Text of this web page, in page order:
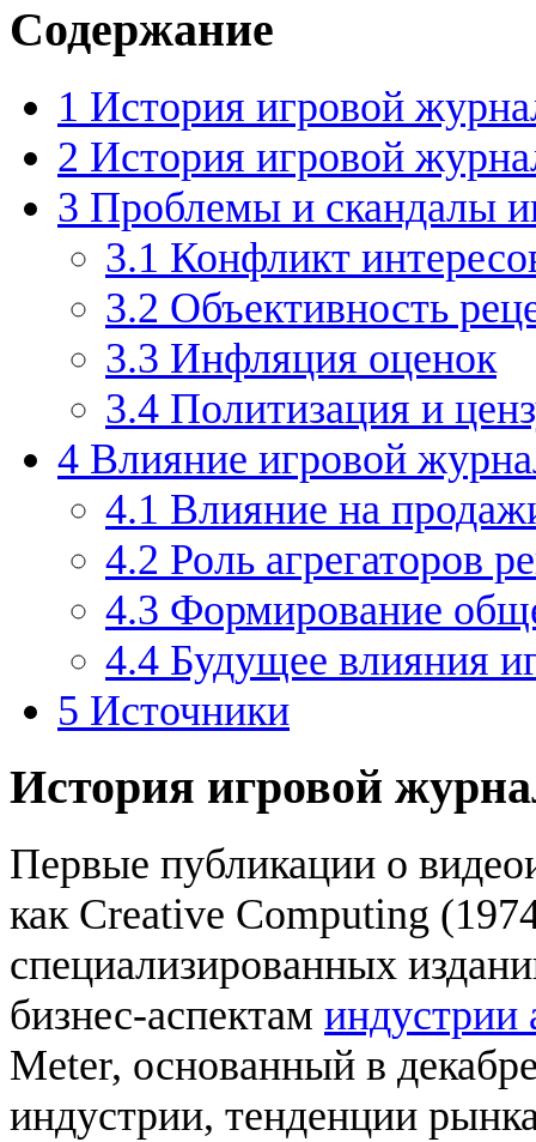
Содержание
1 История игровой
2 История игровой
3 Проблемы и скандалы
3.1 Конфликт
3.2 Объективность
3.3 Инфляция оценок
3.4 Политизация и
4 Влияние игровой
4.1 Влияние на
4.2 Роль агрегаторов
4.3 Формирование
4.4 Будущее влияния
5 Источники
История игровой
Первые публикации о
как Creative Computing
специализированных
бизнес-аспектам индустрии
Meter, основанный в
индустрии, тенденции